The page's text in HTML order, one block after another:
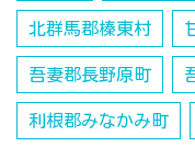
北群馬郡榛東村
吾妻郡長野原町
利根郡みなかみ町